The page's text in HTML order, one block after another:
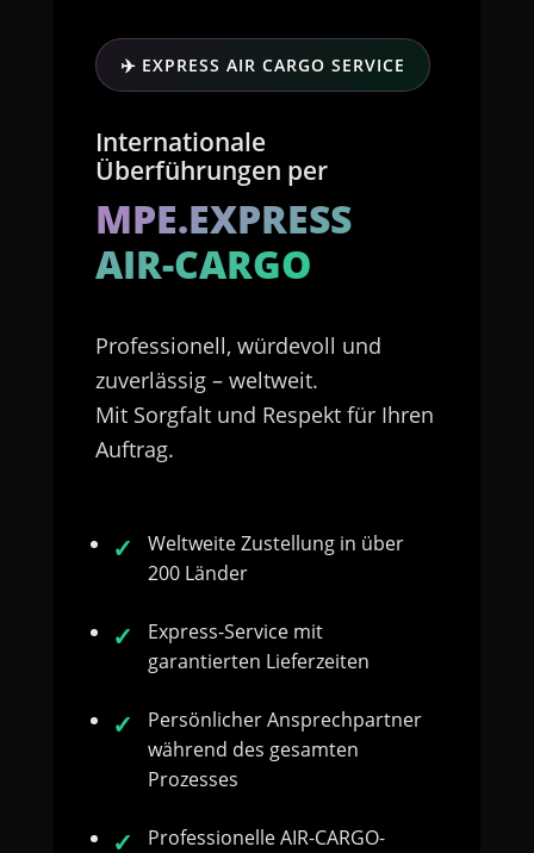
✈️ EXPRESS AIR CARGO SERVICE
Internationale
Überführungen per
MPE.EXPRESS
AIR-CARGO
Professionell, würdevoll und
zuverlässig – weltweit.
Mit Sorgfalt und Respekt für Ihren
Auftrag.
Weltweite Zustellung in über
200 Länder
Express-Service mit
garantierten Lieferzeiten
Persönlicher Ansprechpartner
während des gesamten
Prozesses
Professionelle AIR-CARGO-